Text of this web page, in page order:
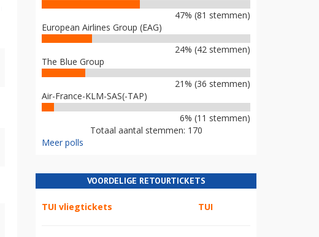
47% (81 stemmen)
European Airlines Group (EAG)
24% (42 stemmen)
The Blue Group
21% (36 stemmen)
Air-France-KLM-SAS(-TAP)
6% (11 stemmen)
Totaal aantal stemmen: 170
Meer polls
VOORDELIGE RETOURTICKETS
TUI vliegtickets TUI